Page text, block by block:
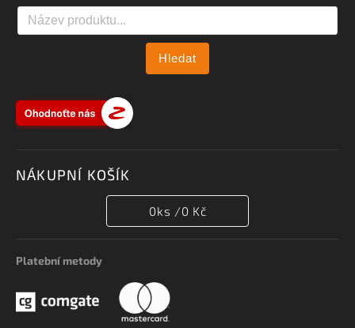
Hledat
NÁKUPNÍ KOŠÍK
0ks /0 Kč
Platební metody